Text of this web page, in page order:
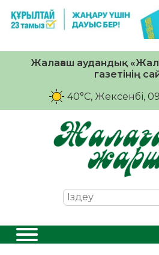
Жалағаш аудандық
газетінің
40°C, Жексенбі,